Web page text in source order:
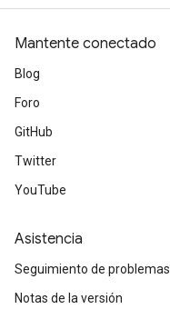
Mantente conectado
Blog
Foro
GitHub
Twitter
YouTube
Asistencia
Seguimiento de problemas
Notas de la versión